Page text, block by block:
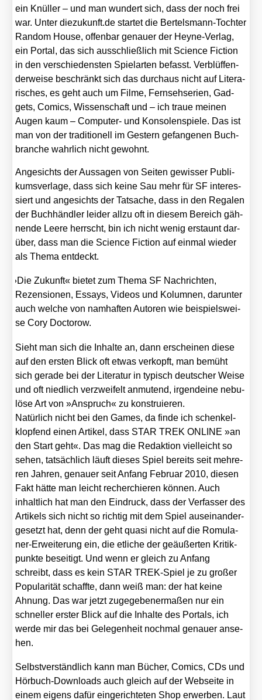
ein Knül­ler – und man wun­dert sich, dass der noch frei
war. Unter die​zu​kunft​.de star­tet die Ber­tels­mann-Toch­ter
Ran­dom House, offen­bar genau­er der Hey­ne-Ver­lag,
ein Por­tal, das sich aus­schließ­lich mit Sci­ence Fic­tion
in den ver­schie­dens­ten Spiel­ar­ten befasst. Ver­blüf­fen­
der­wei­se beschränkt sich das durch­aus nicht auf Lite­ra­
ri­sches, es geht auch um Fil­me, Fern­seh­se­ri­en, Gad­
gets, Comics, Wis­sen­schaft und – ich traue mei­nen
Augen kaum – Com­pu­ter- und Kon­so­len­spie­le. Das ist
man von der tra­di­tio­nell im Ges­tern gefan­ge­nen Buch­
bran­che wahr­lich nicht gewohnt.
Ange­sichts der Aus­sa­gen von Sei­ten gewis­ser Publi­
kums­ver­la­ge, dass sich kei­ne Sau mehr für SF inter­es­
siert und ange­sichts der Tat­sa­che, dass in den Rega­len
der Buch­händ­ler lei­der all­zu oft in die­sem Bereich gäh­
nen­de Lee­re herrscht, bin ich nicht wenig erstaunt dar­
über, dass man die Sci­ence Fic­tion auf ein­mal wie­der
als The­ma ent­deckt.
»Die Zukunft« bie­tet zum The­ma SF Nach­rich­ten,
Rezen­sio­nen, Essays, Vide­os und Kolum­nen, dar­un­ter
auch wel­che von nam­haf­ten Autoren wie bei­spiels­wei­
se Cory Doc­to­row.
Sieht man sich die Inhal­te an, dann erschei­nen die­se
auf den ers­ten Blick oft etwas ver­kopft, man bemüht
sich gera­de bei der Lite­ra­tur in typisch deut­scher Wei­se
und oft nied­lich ver­zwei­felt anmu­tend, irgend­ei­ne nebu­
lö­se Art von »Anspruch« zu kon­stru­ie­ren.
Natür­lich nicht bei den Games, da fin­de ich schen­kel­
klop­fend einen Arti­kel, dass STAR TREK ONLINE »an
den Start geht«. Das mag die Redak­ti­on viel­leicht so
sehen, tat­säch­lich läuft die­ses Spiel bereits seit meh­re­
ren Jah­ren, genau­er seit Anfang Febru­ar 2010, die­sen
Fakt hät­te man leicht recher­chie­ren kön­nen. Auch
inhalt­lich hat man den Ein­druck, dass der Ver­fas­ser des
Arti­kels sich nicht so rich­tig mit dem Spiel aus­ein­an­der­
ge­setzt hat, denn der geht qua­si nicht auf die Romu­la­
ner-Erwei­te­rung ein, die etli­che der geäu­ßer­ten Kri­tik­
punk­te besei­tigt. Und wenn er gleich zu Anfang
schreibt, dass es kein STAR TREK-Spiel je zu gro­ßer
Popu­la­ri­tät schaff­te, dann weiß man: der hat kei­ne
Ahnung. Das war jetzt zuge­ge­be­ner­ma­ßen nur ein
schnel­ler ers­ter Blick auf die Inhal­te des Por­tals, ich
wer­de mir das bei Gele­gen­heit noch­mal genau­er anse­
hen.
Selbst­ver­ständ­lich kann man Bücher, Comics, CDs und
Hör­buch-Down­loads auch gleich auf der Web­sei­te in
einem eigens dafür ein­ge­rich­te­ten Shop erwer­ben. Laut